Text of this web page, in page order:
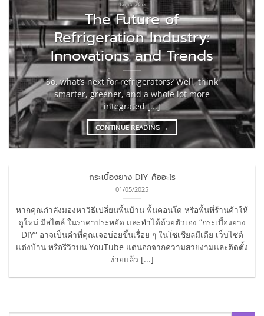
วัสดุก่อสร้าง
The Future of
Refrigeration Industry:
Innovations and Trends
So, what’s next for refrigerators? Well, think
smarter, greener, and a whole lot more
integrated [...]
CONTINUE READING →
กระเบื้องยาง DIY คืออะไร
01/05/2025
หากคุณกำลังมองหาวิธีเปลี่ยนพื้นบ้าน พื้นคอนโด หรือพื้นที่ร้านค้าให้
ดูใหม่ มีสไตล์ ในราคาประหยัด และทำได้ด้วยตัวเอง “กระเบื้องยาง
DIY” อาจเป็นคำที่คุณเจอบ่อยขึ้นเรื่อย ๆ ในโซเชียลมีเดีย เว็บไซต์
แต่งบ้าน หรือรีวิวบน YouTube แต่นอกจากความสวยงามและติดตั้ง
ง่ายแล้ว [...]